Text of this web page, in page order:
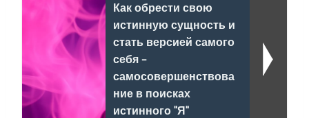
Как обрести свою
истинную сущность и
стать версией самого
себя -
самосовершенствова
ние в поисках
истинного "Я"